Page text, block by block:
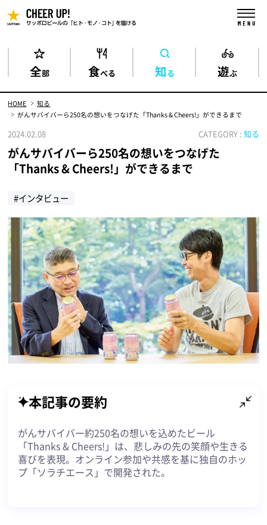
全部 食べる 知る 遊ぶ
HOME
知る
がんサバイバーら250名の想いをつなげた「Thanks & Cheers!」ができるまで
2024.02.08 CATEGORY : 知る
がんサバイバーら250名の想いをつなげた
「Thanks & Cheers!」ができるまで
#インタビュー
本記事の要約
がんサバイバー約250名の想いを込めたビール
「Thanks & Cheers!」は、悲しみの先の笑顔や生きる
喜びを表現。オンライン参加や共感を基に独自のホッ
プ「ソラチエース」で開発された。